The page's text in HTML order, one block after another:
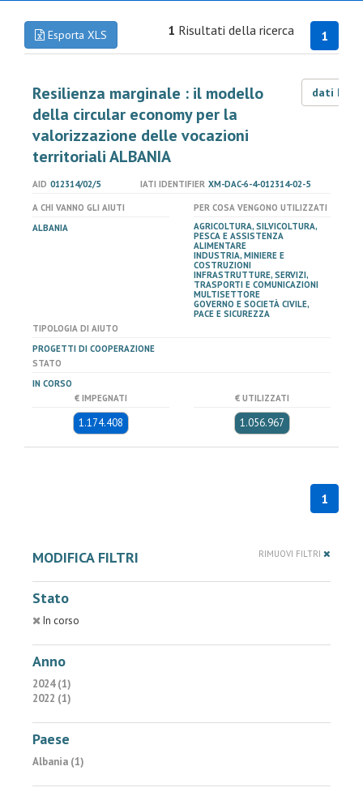
Esporta XLS 1
1 Risultati della ricerca
Resilienza marginale : il modello
della circular economy per la
valorizzazione delle vocazioni
territoriali ALBANIA
dati LOD
AID 012314/02/5 IATI IDENTIFIER XM-DAC-6-4-012314-02-5
A CHI VANNO GLI AIUTI
ALBANIA
PER COSA VENGONO UTILIZZATI
AGRICOLTURA, SILVICOLTURA,
PESCA E ASSISTENZA
ALIMENTARE
INDUSTRIA, MINIERE E
COSTRUZIONI
INFRASTRUTTURE, SERVIZI,
TRASPORTI E COMUNICAZIONI
MULTISETTORE
GOVERNO E SOCIETÀ CIVILE,
PACE E SICUREZZA
TIPOLOGIA DI AIUTO
PROGETTI DI COOPERAZIONE
STATO
IN CORSO
€ IMPEGNATI
1.174.408
€ UTILIZZATI
1.056.967
1
MODIFICA FILTRI RIMUOVI FILTRI
Stato
In corso
Anno
2024 (1)
2022 (1)
Paese
Albania (1)